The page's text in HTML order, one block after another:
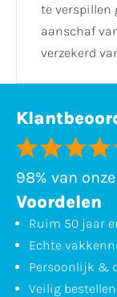
te verspillen
aanschaf
verzekerd
98% van
Voordelen
Ruim 50 jaar
Echte
Persoonlijk &
Veilig